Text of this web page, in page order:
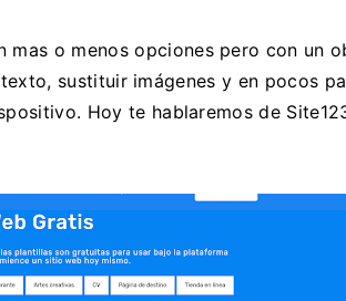
mas o menos opciones pero con un
sustituir imágenes y en pocos
Hoy te hablaremos de